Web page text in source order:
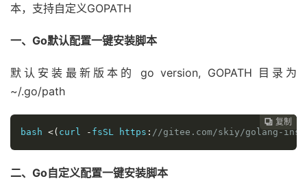
本，支持自定义GOPATH
一、Go默认配置一键安装脚本
默认安装最新版本的 go version, GOPATH 目录为
~/.go/path
 复制
 复制
 复制
 复制
bash <( curl - fsSL https : //gitee.com/skiy/golang-
二、Go自定义配置一键安装脚本